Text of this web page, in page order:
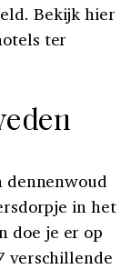
Bekijk hier
ter
dennenwoud
in het
doe je er op
verschillende